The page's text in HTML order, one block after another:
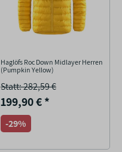
Haglöfs Roc Down Midlayer Herren
(Pumpkin Yellow)
Statt: 282,59 €
199,90 €*
-29%